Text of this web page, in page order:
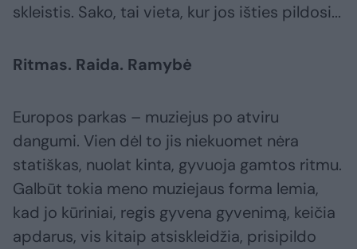
skleistis. Sako, tai vieta, kur jos išties pildosi...
Ritmas. Raida. Ramybė
Europos parkas – muziejus po atviru
dangumi. Vien dėl to jis niekuomet nėra
statiškas, nuolat kinta, gyvuoja gamtos ritmu.
Galbūt tokia meno muziejaus forma lemia,
kad jo kūriniai, regis gyvena gyvenimą, keičia
apdarus, vis kitaip atsiskleidžia, prisipildo